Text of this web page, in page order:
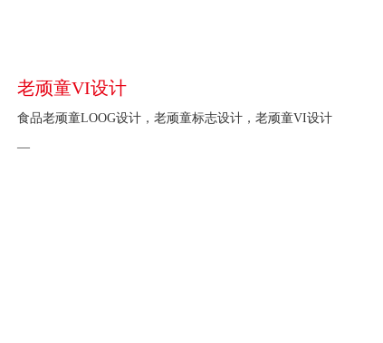
老顽童VI设计
食品老顽童LOOG设计，老顽童标志设计，老顽童VI设计
—